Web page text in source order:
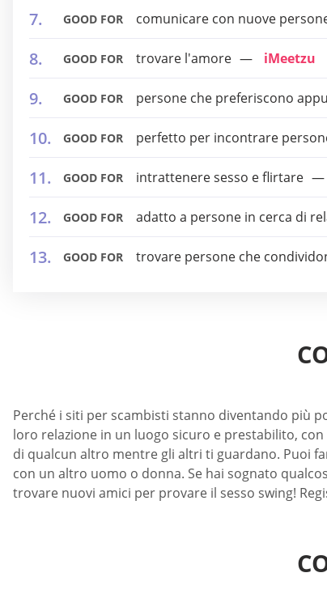
GOOD FOR comunicare con nuove
GOOD FOR trovare l'amore iMeetzu
GOOD FOR persone che preferiscono
GOOD FOR perfetto per incontrare
GOOD FOR intrattenere sesso e flirtare
GOOD FOR adatto a persone in cerca di
GOOD FOR trovare persone che
Perché i siti per scambisti stanno diventando più
loro relazione in un luogo sicuro e prestabilito,
di qualcun altro mentre gli altri ti guardano. Puoi
con un altro uomo o donna. Se hai sognato
trovare nuovi amici per provare il sesso swing!